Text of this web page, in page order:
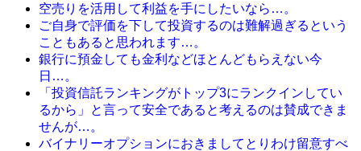
空売りを活用して利益を手にしたいなら…。
ご自身で評価を下して投資するのは難解過ぎるという
こともあると思われます…。
銀行に預金しても金利などほとんどもらえない今
日…。
「投資信託ランキングがトップ3にランクインしてい
るから」と言って安全であると考えるのは賛成できま
せんが…。
バイナリーオプションにおきましてとりわけ留意すべ